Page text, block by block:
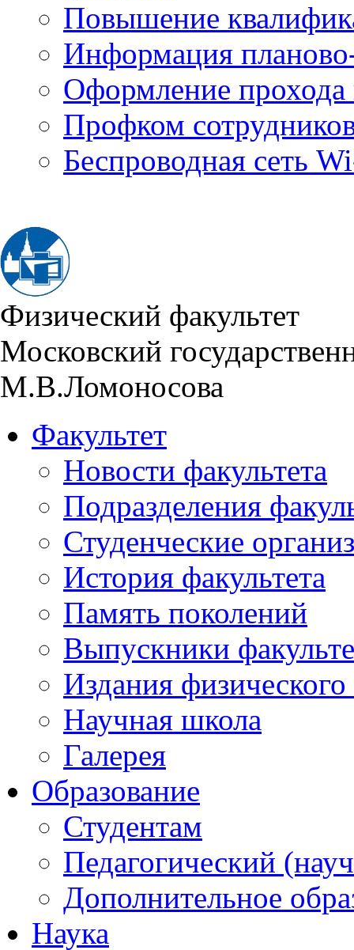
Повышение
Информация
Оформление прохода
Профком
Беспроводная сеть
Физический факультет
Московский
М.В.Ломоносова
Факультет
Новости факультета
Подразделения
Студенческие
История факультета
Память поколений
Выпускники
Издания физического
Научная школа
Галерея
Образование
Студентам
Педагогический
Дополнительное
Наука